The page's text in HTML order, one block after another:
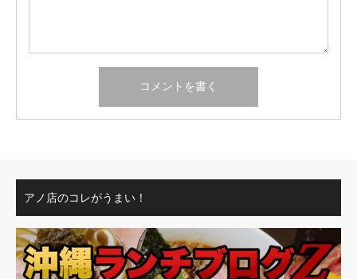
アノ店のコレがうまい！